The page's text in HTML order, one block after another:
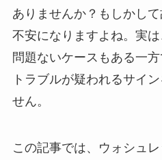
ありませんか？もしかして
不安になりますよね。実
問題ないケースもある一
トラブルが疑われるサイ
せん。
この記事では、ウォシュ